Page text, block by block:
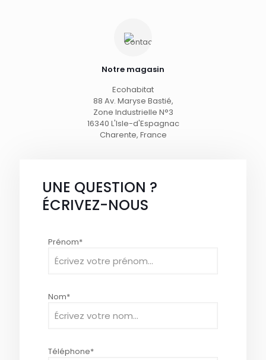
Notre magasin
Ecohabitat
88 Av. Maryse Bastié,
Zone Industrielle N°3
16340 L'Isle-d'Espagnac
Charente, France
UNE QUESTION ?
ÉCRIVEZ-NOUS
leave
this
field
Prénom*
Nom*
Téléphone*